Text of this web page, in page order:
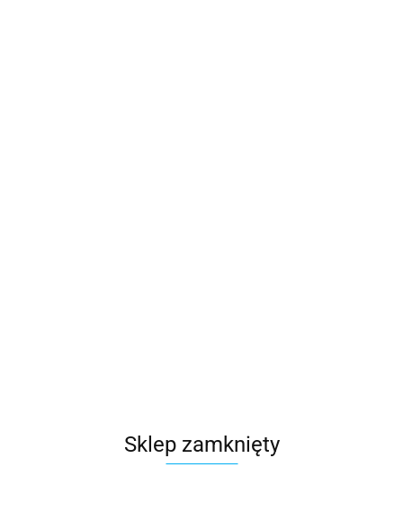
Sklep zamknięty